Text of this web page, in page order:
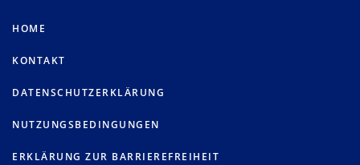
HOME
KONTAKT
DATENSCHUTZERKLÄRUNG
NUTZUNGSBEDINGUNGEN
ERKLÄRUNG ZUR BARRIEREFREIHEIT